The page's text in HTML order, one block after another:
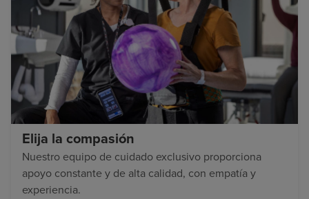
Elija la compasión
Nuestro equipo de cuidado exclusivo proporciona
apoyo constante y de alta calidad, con empatía y
experiencia.